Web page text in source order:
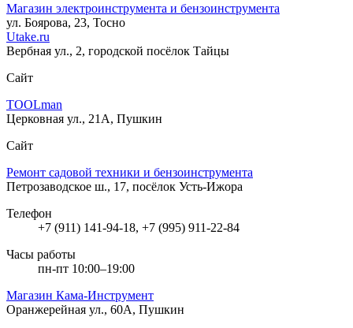
Магазин электроинструмента и бензоинструмента
ул. Боярова, 23, Тосно
Utake.ru
Вербная ул., 2, городской посёлок Тайцы
Сайт
ТООLman
Церковная ул., 21А, Пушкин
Сайт
Ремонт садовой техники и бензоинструмента
Петрозаводское ш., 17, посёлок Усть-Ижора
Телефон
+7 (911) 141-94-18, +7 (995) 911-22-84
Часы работы
пн-пт 10:00–19:00
Магазин Кама-Инструмент
Оранжерейная ул., 60А, Пушкин